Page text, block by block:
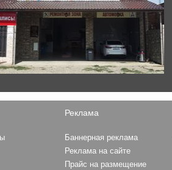
Реклама
Баннерная реклама
Реклама на сайте
Прайс на размещение